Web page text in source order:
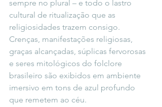
sempre no plural – e todo o lastro
cultural de ritualização que as
religiosidades trazem consigo.
Crenças, manifestações religiosas,
graças alcançadas, súplicas fervorosas
e seres mitológicos do folclore
brasileiro são exibidos em ambiente
imersivo em tons de azul profundo
que remetem ao céu.